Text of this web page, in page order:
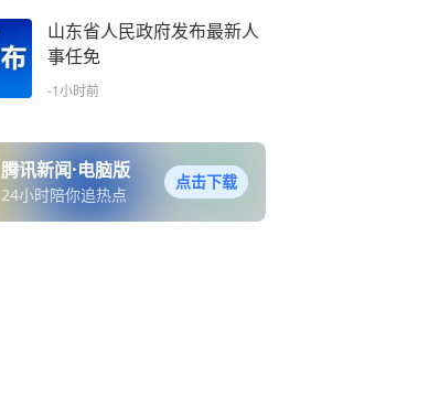
山东省人民政府发布最新人
事任免
-1小时前
腾讯新闻·电脑版
24小时陪你追热点
点击下载